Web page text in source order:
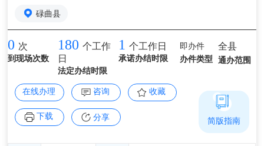
碌曲县
0 次
到现场次数
180 个工作
日
法定办结时限
1 个工作日
承诺办结时限
即办件
办件类型
全县
通办范围
在线办理 咨询 收藏
下载 分享 简版指南